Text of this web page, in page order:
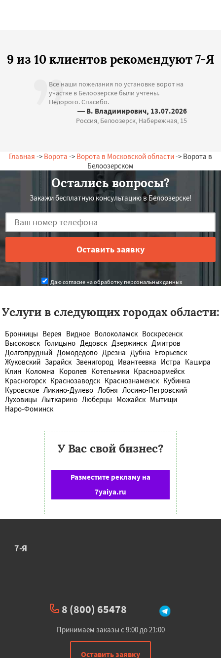
9 из 10 клиентов рекомендуют 7-Я
Все наши пожелания по установке ворот на
участке в Белоозерске были учтены.
Недорого. Спасибо.
— В. Владимирович, 13.07.2026
Россия, Белоозерск, Набережная, 15
Главная -> Ворота -> Ворота в Московской области-> Ворота в
Белоозерском
Остались вопросы?
Закажи бесплатную консультацию в Белоозерске!
Даю согласие на обработку персональных данных
Услуги в следующих городах области:
Бронницы Верея Видное Волоколамск Воскресенск
Высоковск Голицыно Дедовск Дзержинск Дмитров
Долгопрудный Домодедово Дрезна Дубна Егорьевск
Жуковский Зарайск Звенигород Ивантеевка Истра Кашира
Клин Коломна Королев Котельники Красноармейск
Красногорск Краснозаводск Краснознаменск Кубинка
Куровское Ликино-Дулево Лобня Лосино-Петровский
Луховицы Лыткарино Люберцы Можайск Мытищи
Наро-Фоминск
У Вас свой бизнес?
Разместите рекламу на
7yaiya.ru
7-Я
8 (800) 65478
Принимаем заказы с 9:00 до 21:00
Оставить заявку